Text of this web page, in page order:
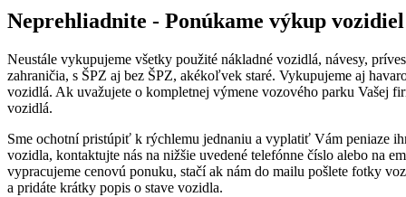
Neprehliadnite - Ponúkame výkup vozidiel
Neustále vykupujeme všetky použité nákladné vozidlá, návesy,
zahraničia, s ŠPZ aj bez ŠPZ, akékoľvek staré. Vykupujeme aj
vozidlá. Ak uvažujete o kompletnej výmene vozového parku Vašej
vozidlá.
Sme ochotní pristúpiť k rýchlemu jednaniu a vyplatiť Vám peniaze
vozidla, kontaktujte nás na nižšie uvedené telefónne číslo alebo na
vypracujeme cenovú ponuku, stačí ak nám do mailu pošlete fotky
a pridáte krátky popis o stave vozidla.